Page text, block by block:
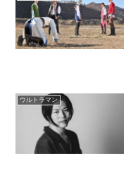
ウルトラマン